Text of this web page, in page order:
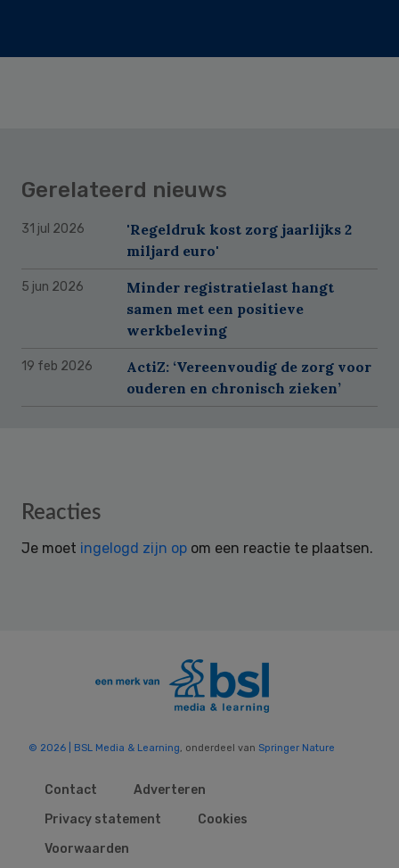
Gerelateerd nieuws
31 jul 2026
'Regeldruk kost zorg jaarlijks 2
miljard euro'
5 jun 2026
Minder registratielast hangt
samen met een positieve
werkbeleving
19 feb 2026
ActiZ: ‘Vereenvoudig de zorg voor
ouderen en chronisch zieken’
Reader
Reacties
Je moet ingelogd zijn op om een reactie te plaatsen.
© 2026 | BSL Media & Learning, onderdeel van Springer Nature
Contact
Adverteren
Privacy statement
Cookies
Voorwaarden